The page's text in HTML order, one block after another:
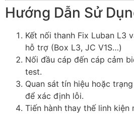
Hướng Dẫn Sử
Kết nối thanh Fix Luban L3
hỗ trợ (Box L3, JC V1S…)
Nối đầu cáp đến cáp cảm
test.
Quan sát tín hiệu hoặc
để xác định lỗi.
Tiến hành thay thế linh kiện